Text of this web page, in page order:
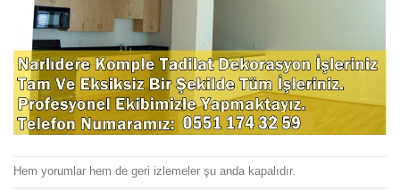
Hem yorumlar hem de geri izlemeler şu anda kapalıdır.